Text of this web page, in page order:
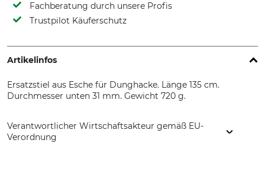
Fachberatung durch unsere Profis
Trustpilot Käuferschutz
Artikelinfos
Ersatzstiel aus Esche für Dunghacke. Länge 135 cm.
Durchmesser unten 31 mm. Gewicht 720 g.
Verantwortlicher Wirtschaftsakteur gemäß EU-
Verordnung